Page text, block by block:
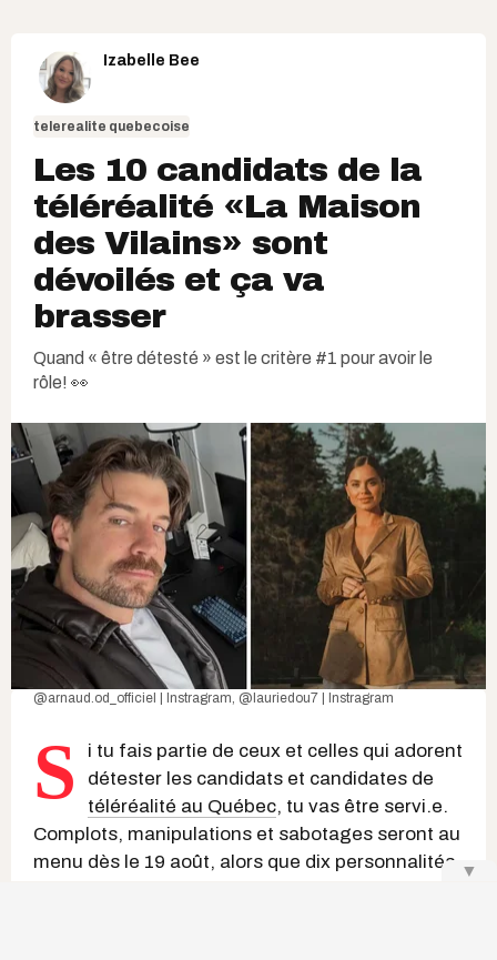
Izabelle Bee
telerealite quebecoise
Les 10 candidats de la
téléréalité «La Maison
des Vilains» sont
dévoilés et ça va
brasser
Quand « être détesté » est le critère #1 pour avoir le
rôle! 👀
@arnaud.od_officiel | Instragram, @lauriedou7 | Instragram
S
i tu fais partie de ceux et celles qui adorent
détester les candidats et candidates de
téléréalité au Québec, tu vas être servi.e.
Complots, manipulations et sabotages seront au
menu dès le 19 août, alors que dix personnalités ▼